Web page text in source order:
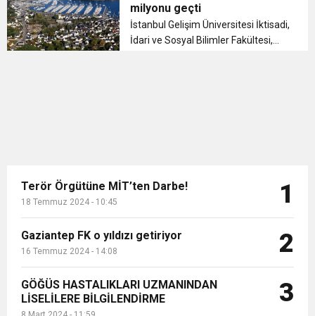
sebebiyle meydana geldiğini
belirterek, ...
milyonu geçti
İstanbul Gelişim Üniversitesi İktisadi,
İdari ve Sosyal Bilimler Fakültesi,
Terör Örgütüne MİT’ten Darbe!
18 Temmuz 2024 - 10:45 1
Gaziantep FK o yıldızı getiriyor
16 Temmuz 2024 - 14:08 2
GÖĞÜS HASTALIKLARI UZMANINDAN
LİSELİLERE BİLGİLENDİRME
3